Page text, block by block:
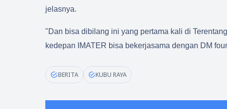
jelasnya.
"Dan bisa dibilang ini yang pertama kali di
kedepan IMATER bisa bekerjasama dengan DM
BERITA KUBU RAYA